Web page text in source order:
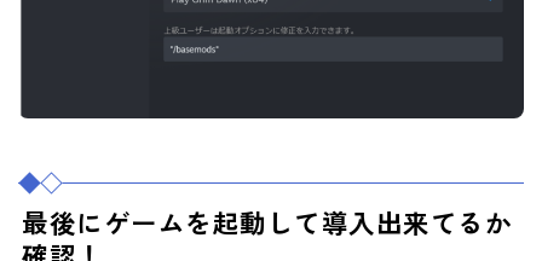
最後にゲームを起動して導入出来てるか